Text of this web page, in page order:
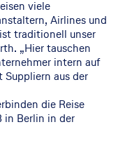
viele
Airlines und
traditionell unser
„Hier tauschen
intern auf
aus der
die Reise
in Berlin in der